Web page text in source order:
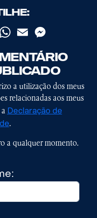
LinkedInWhatsApp
Email
a utilização dos meus
relacionadas aos meus
a Declaração de
.
a qualquer momento.